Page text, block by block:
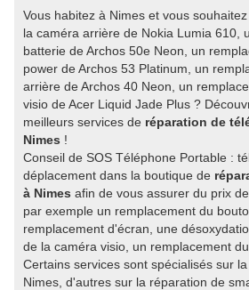
Vous habitez à Nimes et vous
la caméra arrière de Nokia Lumia 610,
batterie de Archos 50e Neon, un
power de Archos 53 Platinum, un
arrière de Archos 40 Neon, un
visio de Acer Liquid Jade Plus ?
meilleurs services de réparation de
Nimes !
Conseil de SOS Téléphone Portable :
déplacement dans la boutique de
à Nimes afin de vous assurer du prix
par exemple un remplacement du
remplacement d'écran, une
de la caméra visio, un remplacement
Certains services sont spécialisés sur
Nimes, d'autres sur la réparation de